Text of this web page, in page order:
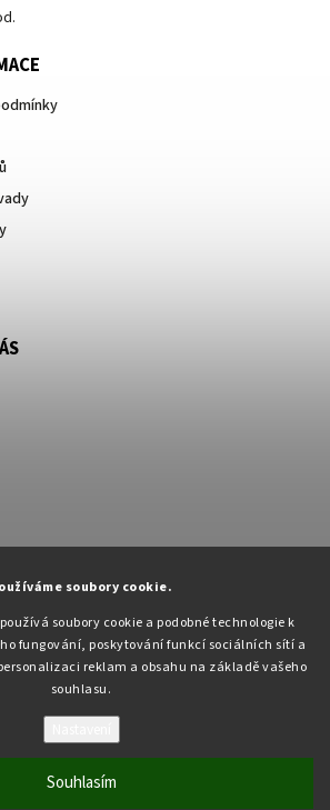
soubory cookie.
soubory cookie a podobné technologie k
fungování, poskytování funkcí sociálních sítí a
reklam a obsahu na základě vašeho
souhlasu.
Souhlasím
Pabex.cz. Všechna práva vyhrazena.
Upravit nastavení cookies